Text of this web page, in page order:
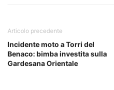
Articolo precedente
Incidente moto a Torri del
Benaco: bimba investita sulla
Gardesana Orientale